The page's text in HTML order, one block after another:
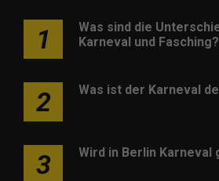
1
Was sind die
Karneval und Fasching?
2 Was ist der Karneval
3 Wird in Berlin